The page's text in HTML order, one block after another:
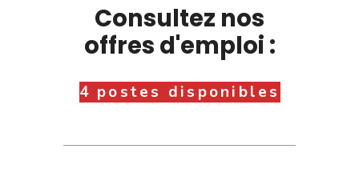
Consultez nos
offres d'emploi :
4 postes disponibles